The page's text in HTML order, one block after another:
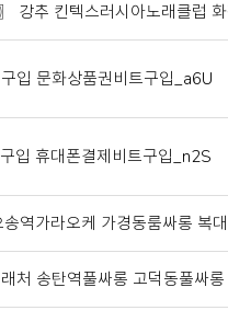
추 킨텍스러시아노래클럽
입 문화상품권비트구입_a6U
입 휴대폰결제비트구입_n2S
가라오케 가경동룸싸롱 복
송탄역풀싸롱 고덕동풀싸